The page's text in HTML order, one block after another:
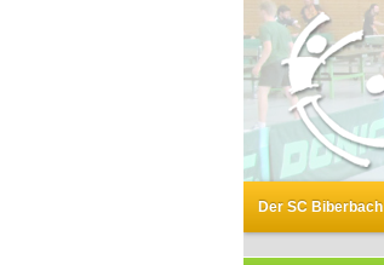
Der SC Biberbach